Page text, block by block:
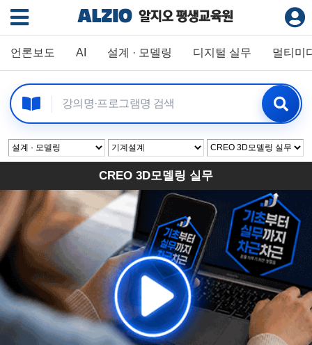
언론보도 AI 설계 · 모델링 디지털 실무 멀티미
CREO 3D모델링 실무